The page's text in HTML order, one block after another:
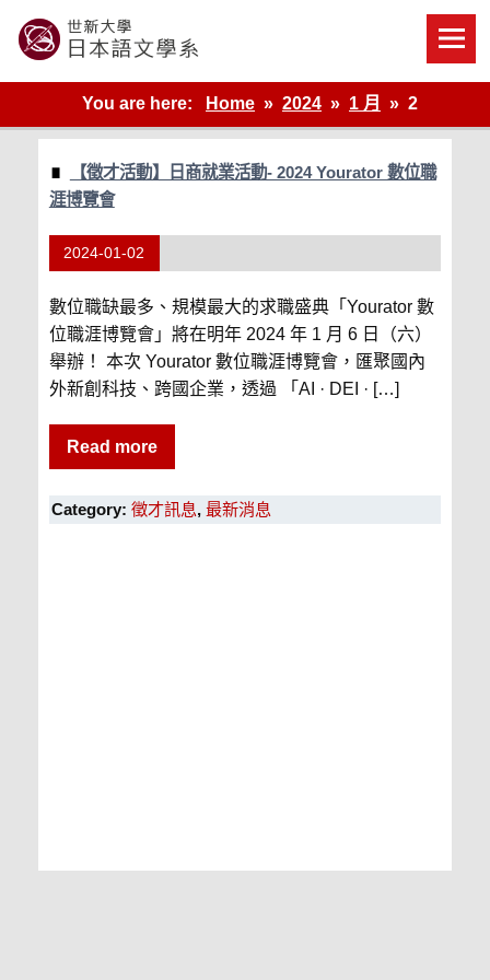
content
世新大學教學單位的網站
You are here:
Home 2024 1 月 2
【徵才活動】日商就業活動- 2024 Yourator 數位職
涯博覽會
2024-01-02
數位職缺最多、規模最大的求職盛典「Yourator 數
位職涯博覽會」將在明年 2024 年 1 月 6 日（六）
舉辦！ 本次 Yourator 數位職涯博覽會，匯聚國內
外新創科技、跨國企業，透過 「AI · DEI · […]
Read more
Category: 徵才訊息, 最新消息